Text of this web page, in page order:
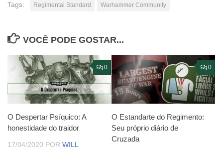
Tags: Regimental Standard Warhammer Community
VOCÊ PODE GOSTAR...
0
O Despertar Psíquico: A
honestidade do traidor
17/04/2020 POR WILL
0
O Estandarte do Regimento:
Seu próprio diário de
Cruzada